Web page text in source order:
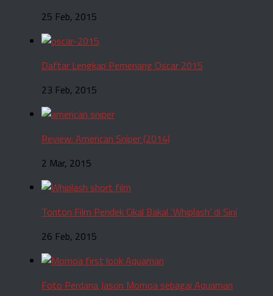
25 Feb, 2015
Daftar Lengkap Pemenang Oscar 2015
23 Feb, 2015
Review: American Sniper (2014)
2 Mar, 2015
Tonton Film Pendek Cikal Bakal ‘Whiplash’ di Sini
26 Feb, 2015
Foto Perdana Jason Momoa sebagai Aquaman